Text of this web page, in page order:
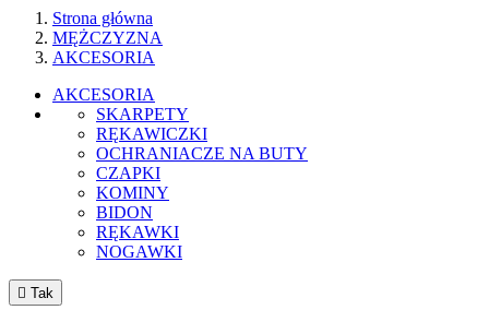
Strona główna
MĘŻCZYZNA
AKCESORIA
AKCESORIA
SKARPETY
RĘKAWICZKI
OCHRANIACZE NA BUTY
CZAPKI
KOMINY
BIDON
RĘKAWKI
NOGAWKI
 Tak